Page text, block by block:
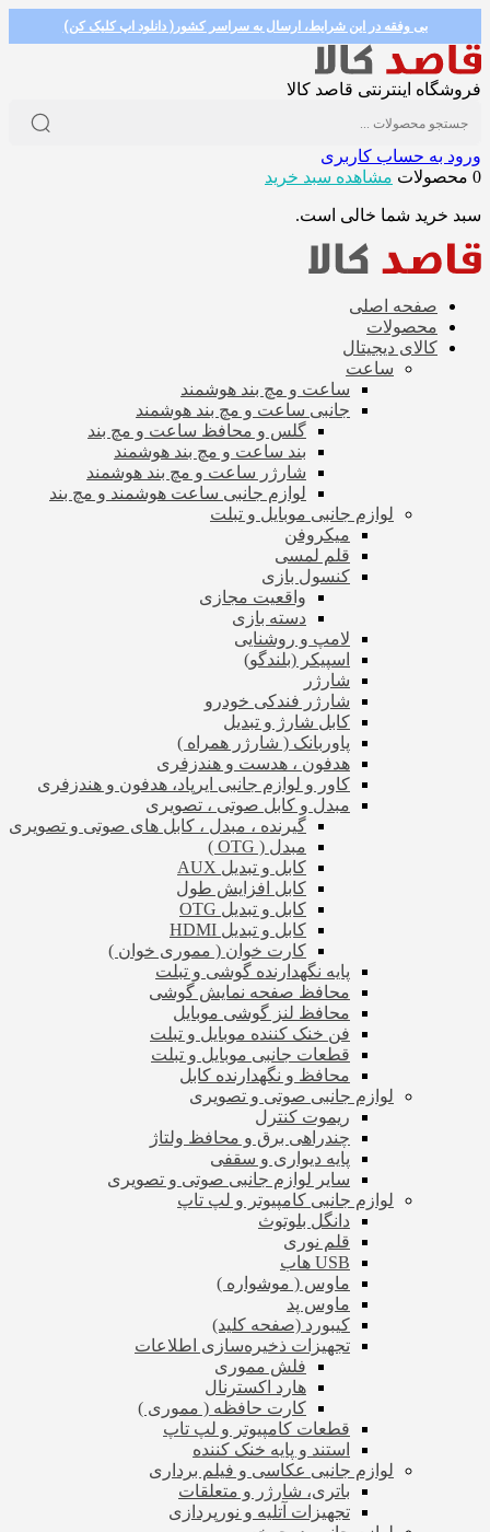
بی وفقه در این شرایط، ارسال به سراسر کشور( دانلود اپ کلیک کن)
فروشگاه اینترنتی قاصد کالا
ورود به حساب کاربری
0 محصولات
مشاهده سبد خرید
سبد خرید شما خالی است.
صفحه اصلی
محصولات
کالای دیجیتال
ساعت
ساعت و مچ بند هوشمند
جانبی ساعت و مچ بند هوشمند
گلس و محافظ ساعت و مچ بند
بند ساعت و مچ بند هوشمند
شارژر ساعت و مچ بند هوشمند
لوازم جانبی ساعت هوشمند و مچ بند
لوازم جانبی موبایل و تبلت
میکروفن
قلم لمسی
کنسول بازی
واقعیت مجازی
دسته بازی
لامپ و روشنایی
اسپیکر (بلندگو)
شارژر
شارژر فندکی خودرو
کابل شارژ و تبدیل
پاوربانک ( شارژر همراه )
هدفون ، هدست و هندزفری
کاور و لوازم جانبی ایرپاد، هدفون و هندزفری
مبدل و کابل صوتی ، تصویری
گیرنده ، مبدل ، کابل های صوتی و تصویری
مبدل ( OTG )
کابل و تبدیل AUX
کابل افزایش طول
کابل و تبدیل OTG
کابل و تبدیل HDMI
کارت خوان ( مموری خوان )
پایه نگهدارنده گوشی و تبلت
محافظ صفحه نمایش گوشی
محافظ لنز گوشی موبایل
فن خنک کننده موبایل و تبلت
قطعات جانبی موبایل و تبلت
محافظ و نگهدارنده کابل
لوازم جانبی صوتی و تصویری
ریموت کنترل
چندراهی برق و محافظ ولتاژ
پایه دیواری و سقفی
سایر لوازم جانبی صوتی و تصویری
لوازم جانبی کامپیوتر و لپ تاپ
دانگل بلوتوث
قلم نوری
USB هاب
ماوس ( موشواره )
ماوس پد
کیبورد (صفحه کلید)
تجهیزات ذخیره‌سازی اطلاعات
فلش مموری
هارد اکسترنال
کارت حافظه ( مموری )
قطعات کامپیوتر و لپ تاپ
استند و پایه خنک کننده
لوازم جانبی عکاسی و فیلم برداری
باتری، شارژر و متعلقات
تجهیزات آتلیه و نورپردازی